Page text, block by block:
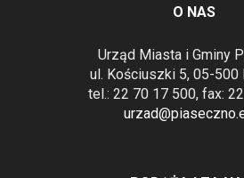
O NAS
Urząd Miasta i Gminy
ul. Kościuszki 5, 05-500
tel.: 22 70 17 500, fax: